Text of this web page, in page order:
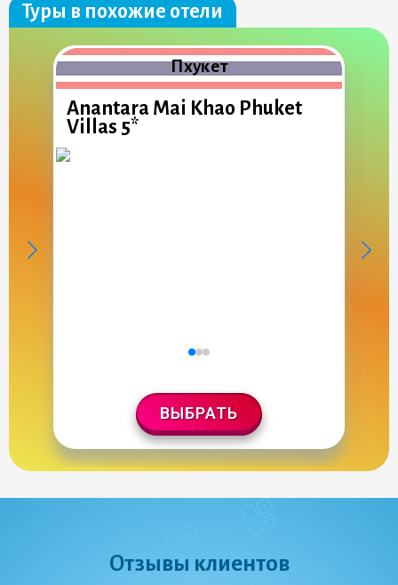
Туры в похожие отели
Пхукет
Anantara Mai Khao Phuket
Villas 5*
ВЫБРАТЬ
Отзывы клиентов